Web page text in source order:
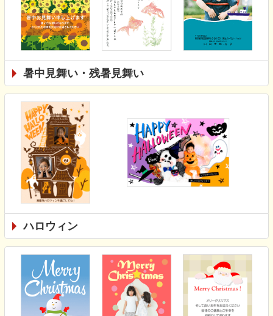
暑中見舞い・残暑見舞い
ハロウィン